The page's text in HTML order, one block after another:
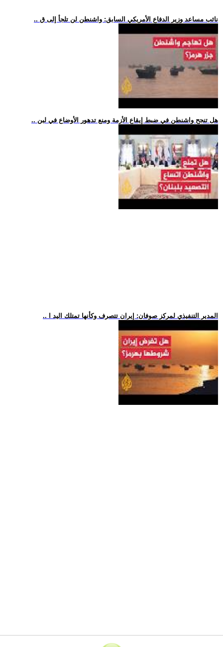
.. نائب مساعد وزير الدفاع الأمريكي السابق: واشنطن لن تلجأ إلى ق
.. هل تنجح واشنطن في ضبط إيقاع الأزمة ومنع تدهور الأوضاع في لبن
.. المدير التنفيذي لمركز صوفان: إيران تتصرف وكأنها تمتلك اليد ا